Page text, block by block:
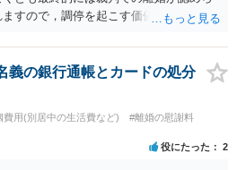
すので，調停を起こす価値はあるよう
ないため，相手が合意するメリットを
よう努めるのか，裁判離婚を見据えて調
ずれかの対応は必要となるかと思われま
しい側面もありますので弁護士を立てる
われます。
義の銀行通帳とカードの処分
費用(別居中の生活費など)
#離婚の慰謝料
役にたった 2